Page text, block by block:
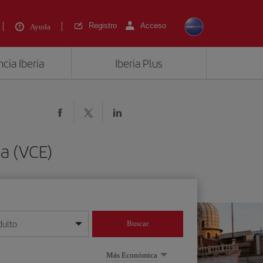
Ayuda Registro Acceso
Iberia Iberia Plus
(VCE)
mes/año
Buscar
Más Económica